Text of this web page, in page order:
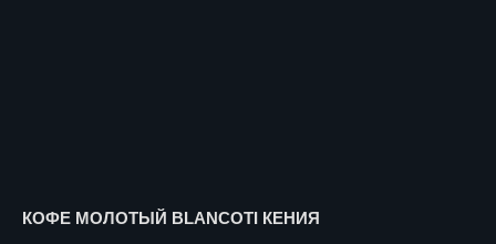
КОФЕ МОЛОТЫЙ BLANCOTI КЕНИЯ